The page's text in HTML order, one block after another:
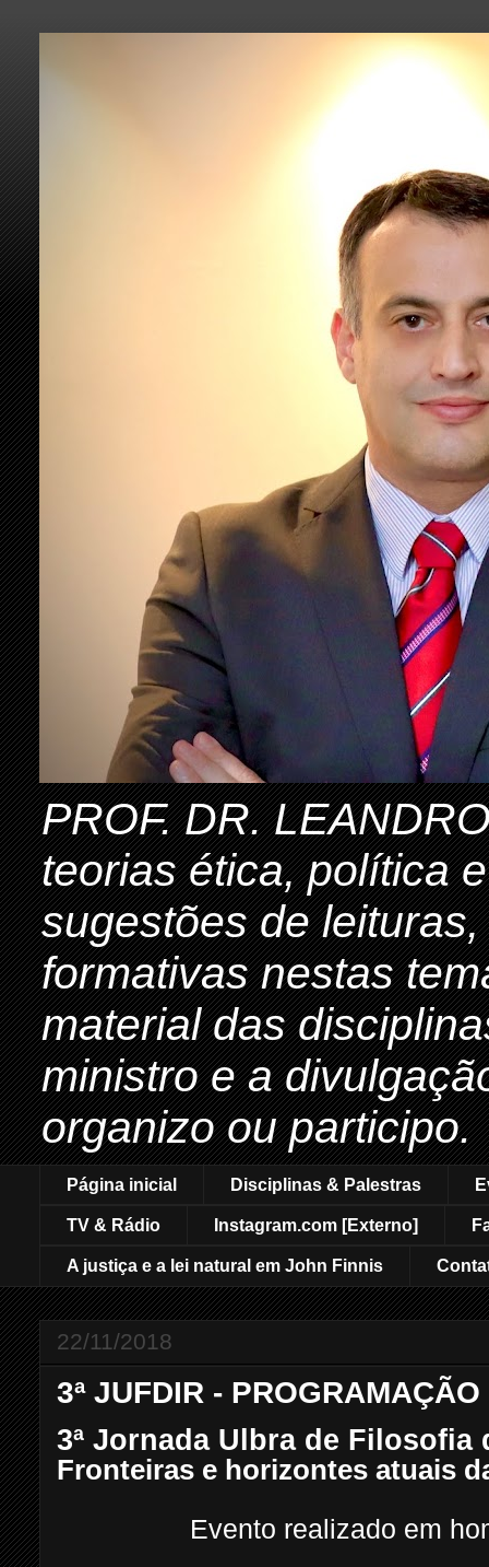
PROF. DR.
teorias ética, política
sugestões de
formativas nestas
material das
ministro e a
organizo ou participo.
Página inicial Disciplinas & Palestras
TV & Rádio Instagram.com [Externo]
A justiça e a lei natural em John Finnis
22/11/2018
3ª JUFDIR -
3ª Jornada Ulbra de Filosofia
Fronteiras e horizontes atuais
Evento realizado em